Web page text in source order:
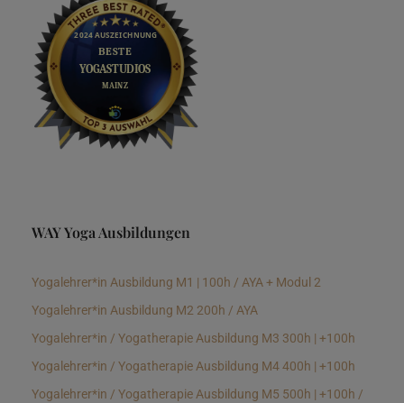
WAY Yoga Ausbildungen
Yogalehrer*in Ausbildung M1 | 100h / AYA + Modul 2
Yogalehrer*in Ausbildung M2 200h / AYA
Yogalehrer*in / Yogatherapie Ausbildung M3 300h | +100h
Yogalehrer*in / Yogatherapie Ausbildung M4 400h | +100h
Yogalehrer*in / Yogatherapie Ausbildung M5 500h | +100h /